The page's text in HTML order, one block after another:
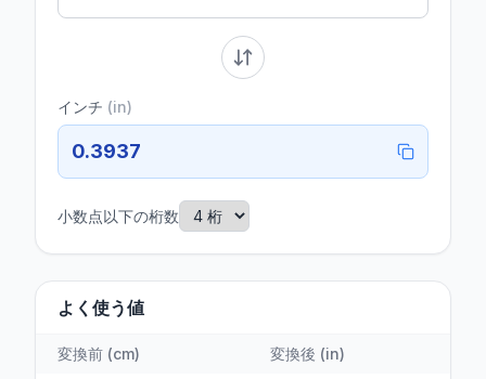
インチ (in)
0.3937
小数点以下の桁数
よく使う値
変換前 (cm) 変換後 (in)